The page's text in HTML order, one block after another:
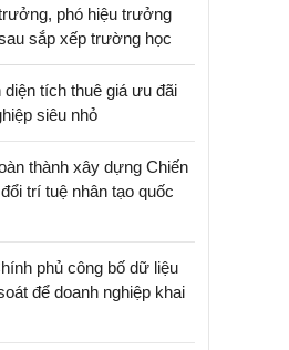
phó hiệu trưởng
sắp xếp trường học
tích thuê giá ưu đãi
siêu nhỏ
thành xây dựng Chiến
trí tuệ nhân tạo quốc
phủ công bố dữ liệu
để doanh nghiệp khai